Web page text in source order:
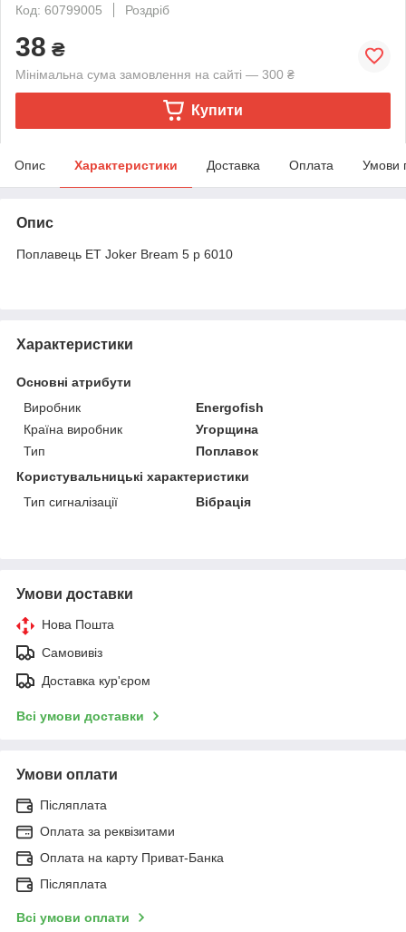
Код: 60799005
Роздріб
38 ₴
Мінімальна сума замовлення на сайті — 300 ₴
Купити
Опис Характеристики Доставка Оплата Умови
Опис
Поплавець ЕТ Joker Bream 5 р 6010
Характеристики
Основні атрибути
Виробник
Energofish
Країна виробник
Угорщина
Тип
Поплавок
Користувальницькі характеристики
Тип сигналізації
Вібрація
Умови доставки
Нова Пошта
Самовивіз
Доставка кур'єром
Всі умови доставки
Умови оплати
Післяплата
Оплата за реквізитами
Оплата на карту Приват-Банка
Післяплата
Всі умови оплати